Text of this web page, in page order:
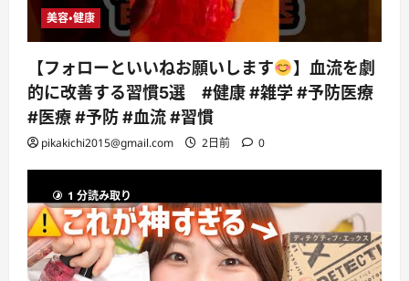
美容・健康
【フォローといいねお願いします
】血流を劇
的に改善する習慣5選 #健康 #雑学 #予防医療
#医療 #予防 #血流 #習慣
pikakichi2015@gmail.com 2日前 0
1 分読み取り